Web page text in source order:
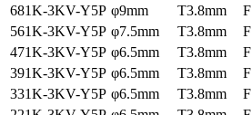
681K-3KV-Y5P φ9mm T3.8mm
561K-3KV-Y5P φ7.5mm T3.8mm
471K-3KV-Y5P φ6.5mm T3.8mm
391K-3KV-Y5P φ6.5mm T3.8mm
331K-3KV-Y5P φ6.5mm T3.8mm